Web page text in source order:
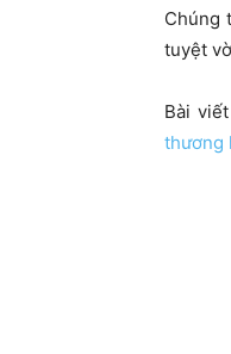
Chúng
tuyệt
Bài
thương